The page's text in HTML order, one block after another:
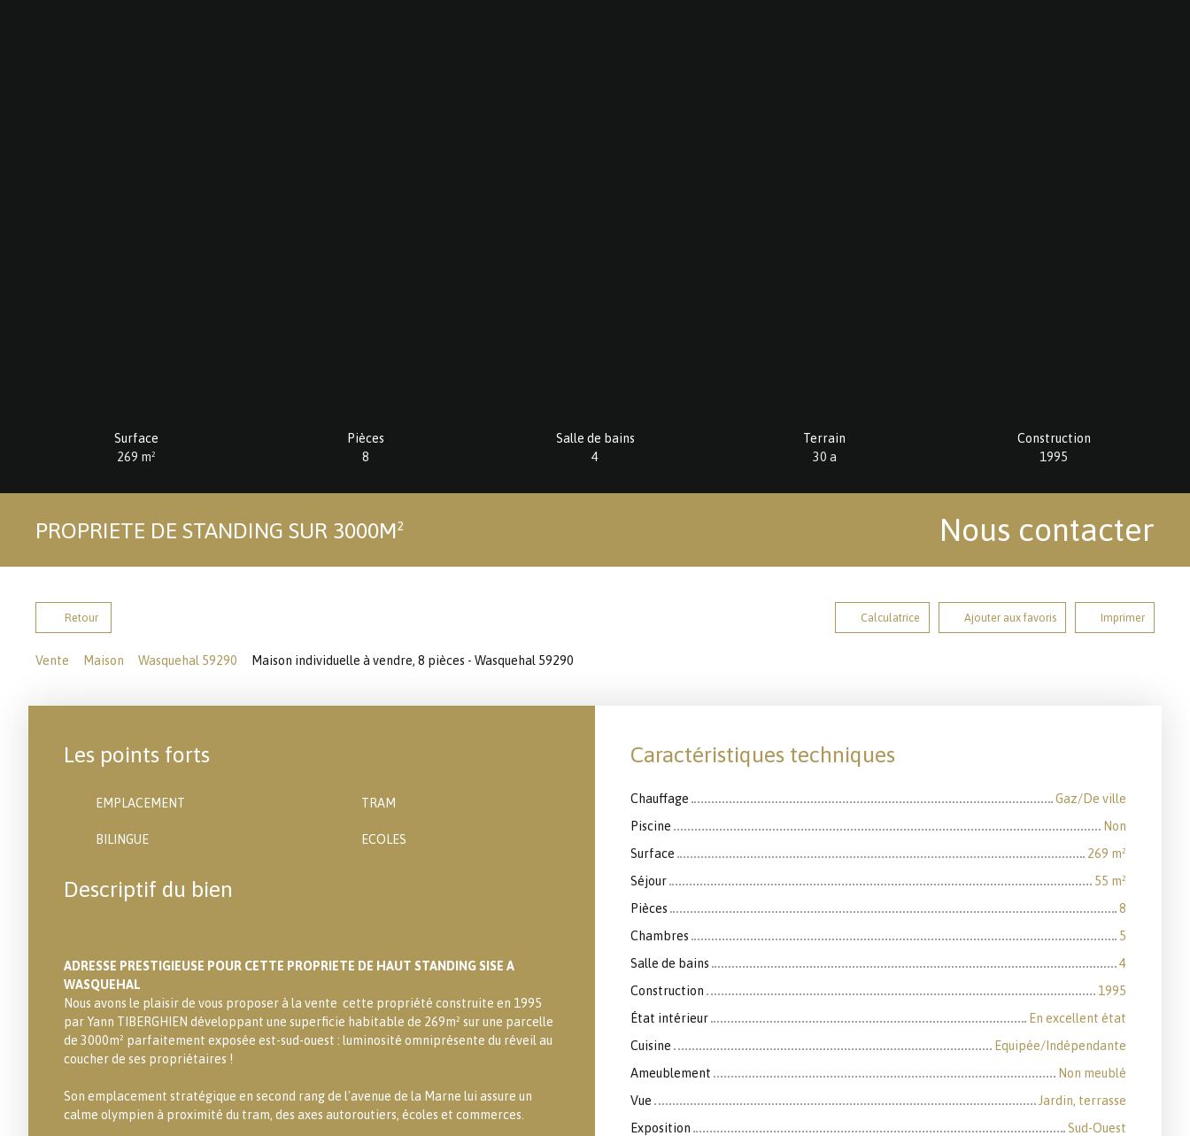
Surface
269 m²
Pièces
8
Salle de bains
4
Terrain
30 a
Construction
1995
PROPRIETE DE STANDING SUR 3000M² Nous contacter
Retour Calculatrice Ajouter aux favoris Imprimer
Vente Maison Wasquehal 59290 Maison individuelle à vendre, 8 pièces - Wasquehal 59290
Les points forts
EMPLACEMENT TRAM
BILINGUE ECOLES
Descriptif du bien
ADRESSE PRESTIGIEUSE POUR CETTE PROPRIETE DE HAUT STANDING SISE A
WASQUEHAL
Nous avons le plaisir de vous proposer à la vente cette propriété construite en 1995
par Yann TIBERGHIEN développant une superficie habitable de 269m² sur une parcelle
de 3000m² parfaitement exposée est-sud-ouest : luminosité omniprésente du réveil au
coucher de ses propriétaires !
Son emplacement stratégique en second rang de l'avenue de la Marne lui assure un
calme olympien à proximité du tram, des axes autoroutiers, écoles et commerces.
Caractéristiques techniques
Chauffage
Gaz/De ville
Piscine
Non
Surface
269 m²
Séjour
55 m²
Pièces
8
Chambres
5
Salle de bains
4
Construction
1995
État intérieur
En excellent état
Cuisine
Equipée/Indépendante
Ameublement
Non meublé
Vue
Jardin, terrasse
Exposition
Sud-Ouest